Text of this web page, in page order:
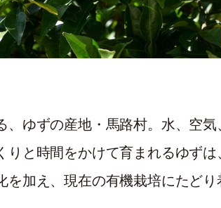
、ゆずの産地・馬路村。水、空
りと時間をかけて育まれるゆずは
を加え、現在の有機栽培にたどり